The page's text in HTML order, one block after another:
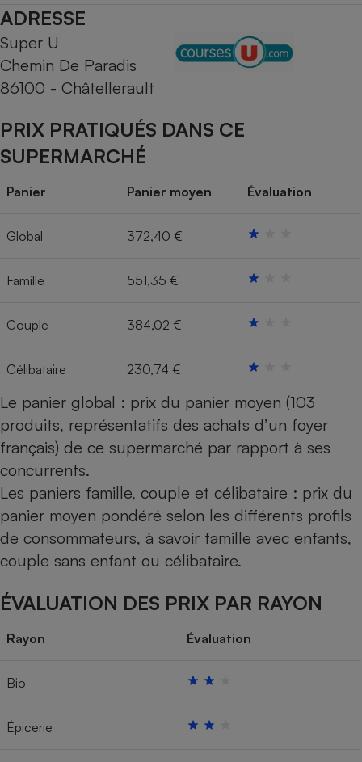
ADRESSE
Super U
Chemin De Paradis
86100 - Châtellerault
PRIX PRATIQUÉS DANS CE
SUPERMARCHÉ
Panier Panier moyen Évaluation
Global 372,40 €
Famille 551,35 €
Couple 384,02 €
Célibataire 230,74 €
Le panier global : prix du panier moyen (103
produits, représentatifs des achats d’un foyer
français) de ce supermarché par rapport à ses
concurrents.
Les paniers famille, couple et célibataire : prix du
panier moyen pondéré selon les différents profils
de consommateurs, à savoir famille avec enfants,
couple sans enfant ou célibataire.
ÉVALUATION DES PRIX PAR RAYON
Rayon Évaluation
Bio
Épicerie
Cafetière à expressos
Robot ménager